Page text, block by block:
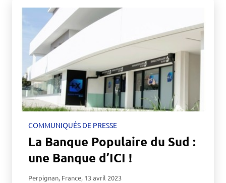
COMMUNIQUÉS DE PRESSE
La Banque Populaire du Sud :
une Banque d’ICI !
Perpignan, France, 13 avril 2023